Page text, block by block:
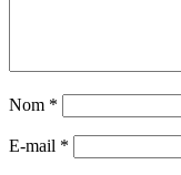
Nom *
E-mail *